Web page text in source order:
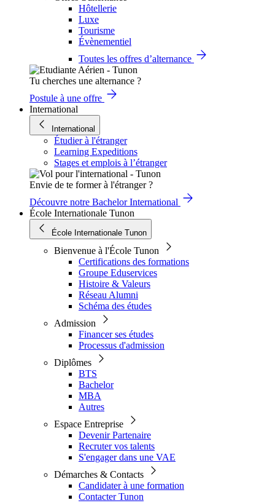
Hôtellerie
Luxe
Tourisme
Évènementiel
Toutes les offres d’alternance
Tu cherches une alternance ?
Postule à une offre
International
International
Étudier à l'étranger
Learning Expeditions
Stages et emplois à l’étranger
Envie de te former à l'étranger ?
Découvre notre Bachelor International
École Internationale Tunon
École Internationale Tunon
Bienvenue à l'École Tunon
Certifications des formations
Groupe Eduservices
Histoire & Valeurs
Réseau Alumni
Schéma des études
Admission
Financer ses études
Processus d'admission
Diplômes
BTS
Bachelor
MBA
Autres
Espace Entreprise
Devenir Partenaire
Recruter vos talents
S'engager dans une VAE
Démarches & Contacts
Candidater à une formation
Contacter Tunon